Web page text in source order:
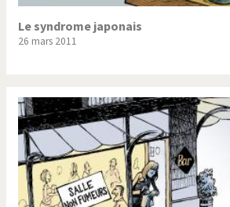
Le syndrome japonais
26 mars 2011